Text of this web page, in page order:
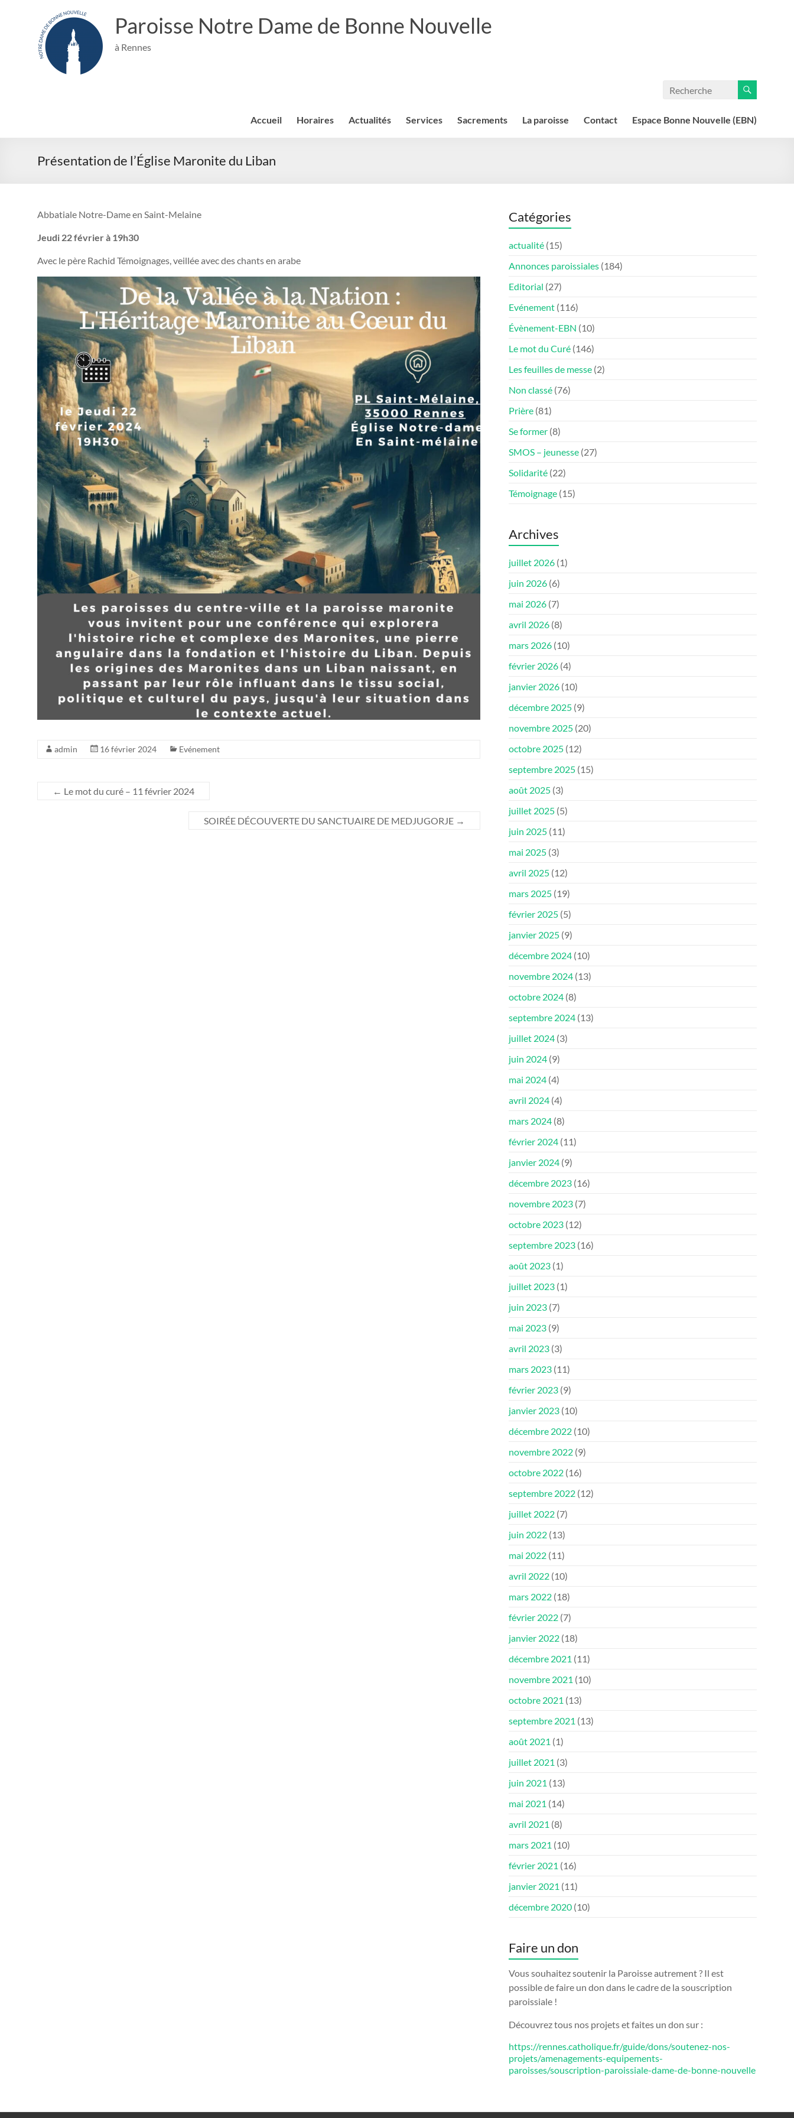
Paroisse Notre Dame de Bonne Nouvelle
à Rennes
Accueil Horaires Actualités Services Sacrements La paroisse Contact Espace Bonne Nouvelle (EBN)
Présentation de l’Église Maronite du Liban
Abbatiale Notre-Dame en Saint-Melaine
Jeudi 22 février à 19h30
Avec le père Rachid Témoignages, veillée avec des chants en arabe
admin 16 février 2024 Evénement
← Le mot du curé – 11 février 2024
SOIRÉE DÉCOUVERTE DU SANCTUAIRE DE MEDJUGORJE →
Catégories
actualité (15)
Annonces paroissiales (184)
Editorial (27)
Evénement (116)
Évènement-EBN (10)
Le mot du Curé (146)
Les feuilles de messe (2)
Non classé (76)
Prière (81)
Se former (8)
SMOS – jeunesse (27)
Solidarité (22)
Témoignage (15)
Archives
juillet 2026 (1)
juin 2026 (6)
mai 2026 (7)
avril 2026 (8)
mars 2026 (10)
février 2026 (4)
janvier 2026 (10)
décembre 2025 (9)
novembre 2025 (20)
octobre 2025 (12)
septembre 2025 (15)
août 2025 (3)
juillet 2025 (5)
juin 2025 (11)
mai 2025 (3)
avril 2025 (12)
mars 2025 (19)
février 2025 (5)
janvier 2025 (9)
décembre 2024 (10)
novembre 2024 (13)
octobre 2024 (8)
septembre 2024 (13)
juillet 2024 (3)
juin 2024 (9)
mai 2024 (4)
avril 2024 (4)
mars 2024 (8)
février 2024 (11)
janvier 2024 (9)
décembre 2023 (16)
novembre 2023 (7)
octobre 2023 (12)
septembre 2023 (16)
août 2023 (1)
juillet 2023 (1)
juin 2023 (7)
mai 2023 (9)
avril 2023 (3)
mars 2023 (11)
février 2023 (9)
janvier 2023 (10)
décembre 2022 (10)
novembre 2022 (9)
octobre 2022 (16)
septembre 2022 (12)
juillet 2022 (7)
juin 2022 (13)
mai 2022 (11)
avril 2022 (10)
mars 2022 (18)
février 2022 (7)
janvier 2022 (18)
décembre 2021 (11)
novembre 2021 (10)
octobre 2021 (13)
septembre 2021 (13)
août 2021 (1)
juillet 2021 (3)
juin 2021 (13)
mai 2021 (14)
avril 2021 (8)
mars 2021 (10)
février 2021 (16)
janvier 2021 (11)
décembre 2020 (10)
Faire un don
Vous souhaitez soutenir la Paroisse autrement ? Il est
possible de faire un don dans le cadre de la souscription
paroissiale !
Découvrez tous nos projets et faites un don sur :
https://rennes.catholique.fr/guide/dons/soutenez-nos-
projets/amenagements-equipements-
paroisses/souscription-paroissiale-dame-de-bonne-nouvelle